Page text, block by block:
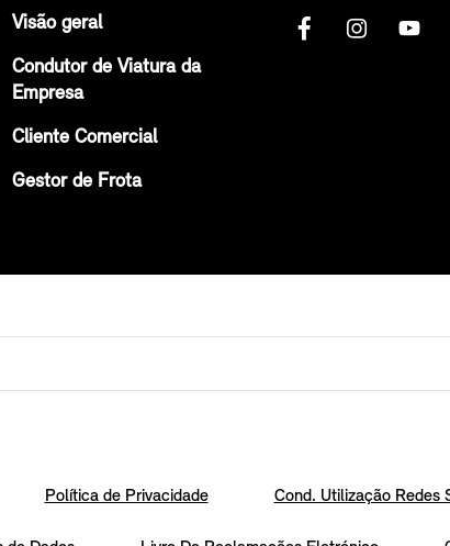
Visão geral
Condutor de Viatura da
Empresa
Cliente Comercial
Gestor de Frota
Política de Privacidade Cond. Utilização Redes